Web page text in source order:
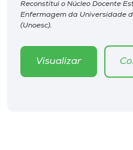
Biblioteca
Rádio
Reconstitui o Núcleo Docente
Enfermagem da Universidade
(Unoesc).
Visualizar